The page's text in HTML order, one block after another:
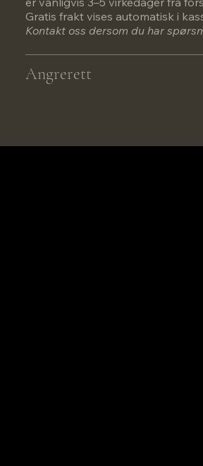
Gratis frakt vises automatisk i
Kontakt oss dersom du har
Angrerett